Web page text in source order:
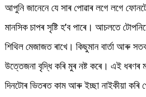
আপুনি জানেনে যে সাৰ পোৱাৰ লগে লগে
মানসিক চাপৰ সৃষ্টি হ’ব পাৰে। আচলতে
শিথিল মেজাজত ৰাখে। কিছুমান বাৰ্তা আৰু
উত্তেজনা বৃদ্ধি কৰি মুৰ নষ্ট কৰে। এই ধৰণৰ
দিনটোৰ ভিতৰত কাম আৰু ইচ্ছা নাইকীয়া কৰি